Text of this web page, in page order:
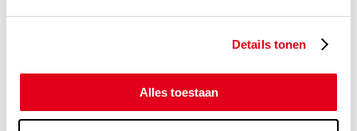
Details tonen
Alles toestaan